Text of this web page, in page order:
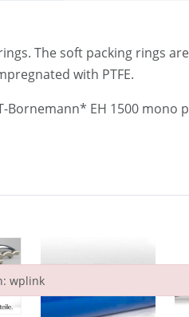
The soft packing rings
with PTFE.
Bornemann* EH 1500 mono
wplink
wplink